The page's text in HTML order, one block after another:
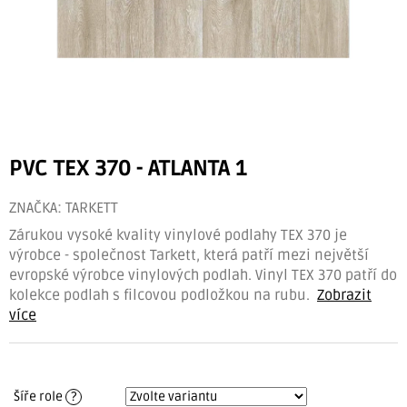
ZNAČKA: TARKETT
PVC TEX 370 - ATLANTA 1
Šíře role ?
Zárukou vysoké kvality vinylové podlahy TEX 370 je
výrobce - společnost Tarkett, která patří mezi největší
evropské výrobce vinylových podlah. Vinyl TEX 370 patří do
kolekce podlah s filcovou podložkou na rubu. Zobrazit
více